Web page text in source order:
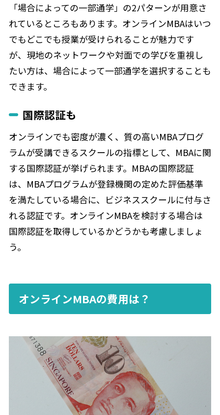
「場合によっての一部通学」の2パターンが用意さ
れているところもあります。オンラインMBAはいつ
でもどこでも授業が受けられることが魅力です
が、現地のネットワークや対面での学びを重視し
たい方は、場合によって一部通学を選択することも
できます。
国際認証も
オンラインでも密度が濃く、質の高いMBAプログ
ラムが受講できるスクールの指標として、MBAに関
する国際認証が挙げられます。MBAの国際認証
は、MBAプログラムが登録機関の定めた評価基準
を満たしている場合に、ビジネススクールに付与さ
れる認証です。オンラインMBAを検討する場合は
国際認証を取得しているかどうかも考慮しましょ
う。
オンラインMBAの費用は？